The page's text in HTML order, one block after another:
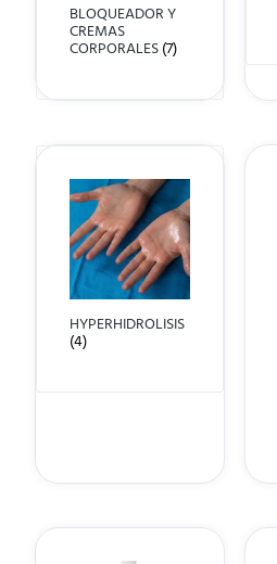
BLOQUEADOR Y
CREMAS
CORPORALES(7)
HYPERHIDROLISIS
(4)